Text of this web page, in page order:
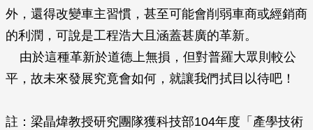
外，還得改變車主習慣，甚至可能會削弱車商或經銷商
的利潤，可說是工程浩大且涵蓋甚廣的革新。
由於這種革新於道德上無損，但對普羅大眾則較公
平，故未來發展究竟會如何，就讓我們拭目以待吧！
註：梁晶煒教授研究團隊獲科技部104年度「產學技術